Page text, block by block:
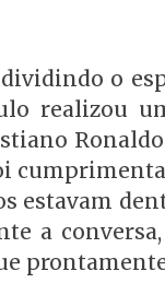
o
realizou
estavam
a